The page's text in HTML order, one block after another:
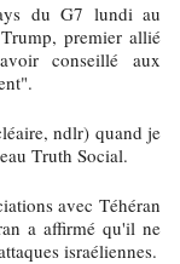
du G7 lundi au
premier allié
conseillé aux
ndlr) quand je
Truth Social.
avec Téhéran
a affirmé qu'il ne
israéliennes.